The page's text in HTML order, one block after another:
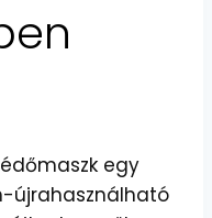
védőmaszk egy
újrahasználható